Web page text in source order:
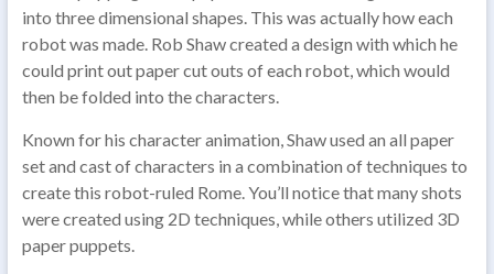
into three dimensional shapes. This was actually how each
robot was made. Rob Shaw created a design with which he
could print out paper cut outs of each robot, which would
then be folded into the characters.
Known for his character animation, Shaw used an all paper
set and cast of characters in a combination of techniques to
create this robot-ruled Rome. You’ll notice that many shots
were created using 2D techniques, while others utilized 3D
paper puppets.